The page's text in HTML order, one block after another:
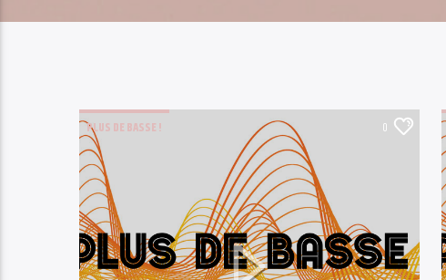
PLUS DE BASSE ! 0